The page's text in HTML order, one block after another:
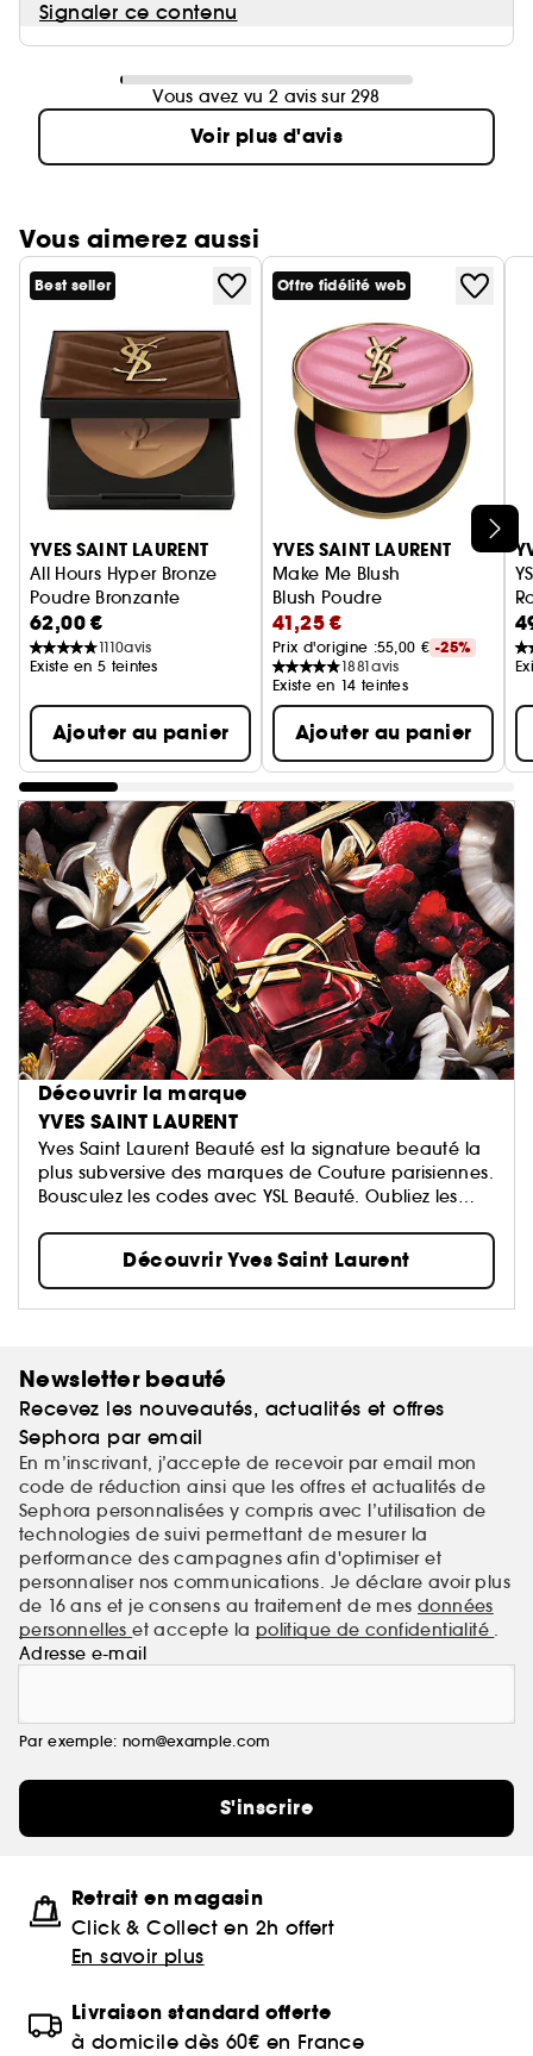
Signaler ce contenu
Vous avez vu 2 avis sur 298
Voir plus d'avis
Vous aimerez aussi
Best seller
YVES SAINT LAURENT
All Hours Hyper Bronze
Poudre Bronzante
62,00 €
1110avis
Existe en 5 teintes
Ajouter au panier
Offre fidélité web
YVES SAINT LAURENT
Make Me Blush
Blush Poudre
41,25 €
Prix d'origine :55,00 € -25%
1881avis
Existe en 14 teintes
Ajouter au panier
Découvrir la marque
YVES SAINT LAURENT
Yves Saint Laurent Beauté est la signature beauté la
plus subversive des marques de Couture parisiennes.
Bousculez les codes avec YSL Beauté. Oubliez les
Découvrir Yves Saint Laurent
Newsletter beauté
Recevez les nouveautés, actualités et offres
Sephora par email
En m’inscrivant, j’accepte de recevoir par email mon
code de réduction ainsi que les offres et actualités de
Sephora personnalisées y compris avec l’utilisation de
technologies de suivi permettant de mesurer la
performance des campagnes afin d'optimiser et
personnaliser nos communications. Je déclare avoir plus
de 16 ans et je consens au traitement de mes données
personnelleset accepte la politique de confidentialité .
Adresse e-mail
Par exemple: nom@example.com
S'inscrire
Retrait en magasin
Click & Collect en 2h offert
En savoir plus
Livraison standard offerte
à domicile dès 60€ en France